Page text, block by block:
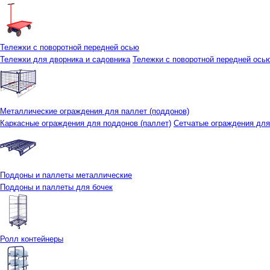
Тележки с поворотной передней осью
Тележки для дворника и садовника Тележки с поворотной передней
Металлические ограждения для паллет (поддонов)
Каркасные ограждения для поддонов (паллет) Сетчатые ограждения
Поддоны и паллеты металлические
Поддоны и паллеты для бочек
Ролл контейнеры